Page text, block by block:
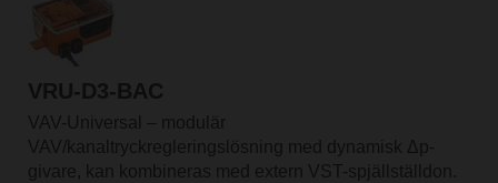
VRU-D3-BAC
VAV-Universal – modulär
VAV/kanaltryckregleringslösning med dynamisk Δp-
givare, kan kombineras med extern VST-spjällställdon.